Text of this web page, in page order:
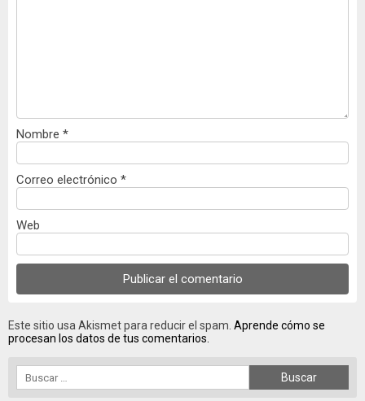
Nombre *
Correo electrónico *
Web
Este sitio usa Akismet para reducir el spam. Aprende cómo se
procesan los datos de tus comentarios.